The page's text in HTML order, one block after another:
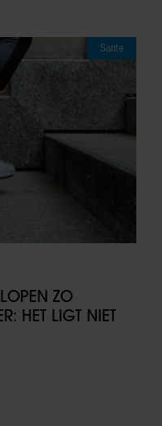
Sante
ZO
HET LIGT NIET